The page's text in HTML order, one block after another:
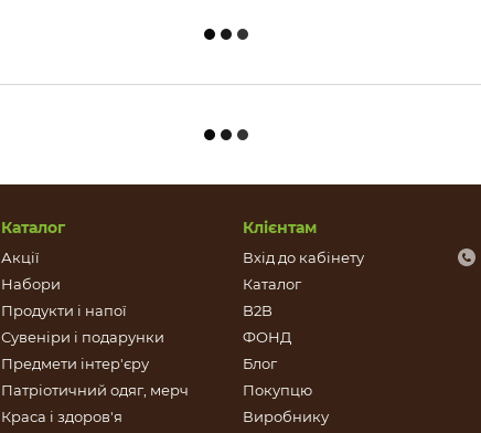
Каталог
Акції
Набори
Продукти і напої
Сувеніри і подарунки
Предмети інтер'єру
Патріотичний одяг, мерч
Краса і здоров'я
Клієнтам
Вхід до кабінету
Каталог
B2B
ФОНД
Блог
Покупцю
Виробнику